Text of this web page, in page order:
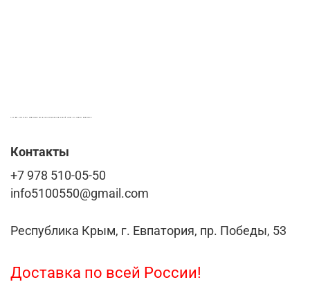
Контакты
+7 978 510-05-50
info5100550@gmail.com
Республика Крым, г. Евпатория, пр. Победы, 53
Доставка по всей России!